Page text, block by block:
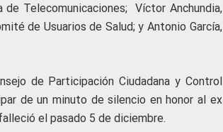
de Telecomunicaciones; Víctor Anchundia,
de Usuarios de Salud; y Antonio García,
de Participación Ciudadana y Control
de un minuto de silencio en honor al ex
el pasado 5 de diciembre.